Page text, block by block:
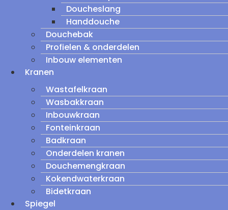
Doucheslang
Handdouche
Douchebak
Profielen & onderdelen
Inbouw elementen
Kranen
Wastafelkraan
Wasbakkraan
Inbouwkraan
Fonteinkraan
Badkraan
Onderdelen kranen
Douchemengkraan
Kokendwaterkraan
Bidetkraan
Spiegel